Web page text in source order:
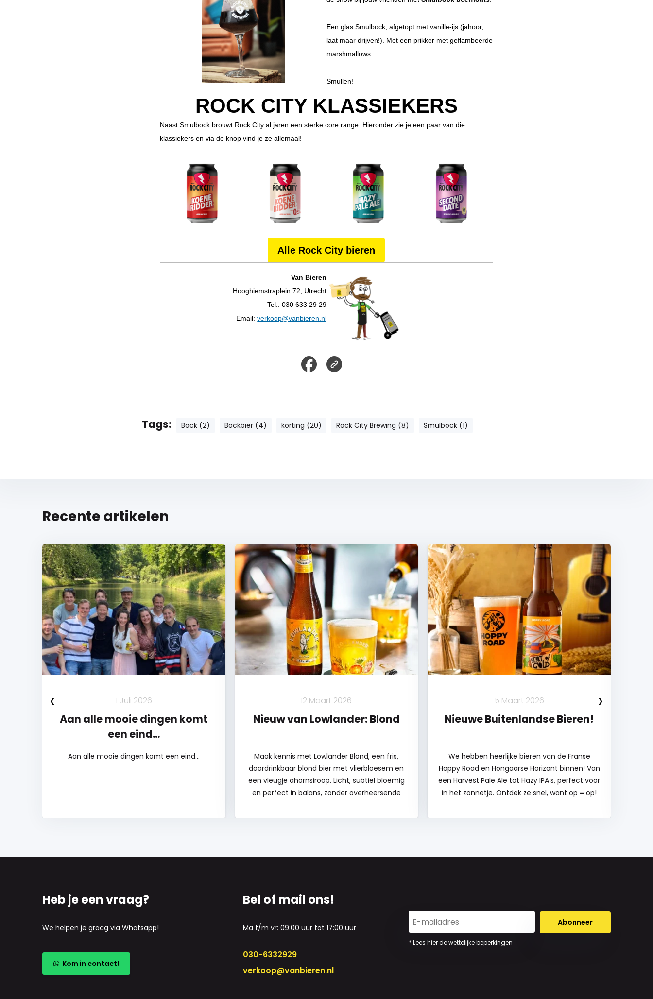
Een glas Smulbock, afgetopt met vanille-ijs (jahoor,
laat maar drijven!). Met een prikker met geflambeerde
marshmallows.
Smullen!
ROCK CITY KLASSIEKERS
Naast Smulbock brouwt Rock City al jaren een sterke core range. Hieronder zie je een paar van die
klassiekers en via de knop vind je ze allemaal!
Alle Rock City bieren
Van Bieren
Hooghiemstraplein 72, Utrecht
Tel.: 030 633 29 29
Email:verkoop@vanbieren.nl
Tags: Bock (2) Bockbier (4) korting (20) Rock City Brewing (8) Smulbock (1)
Recente artikelen
1 Juli 2026
Aan alle mooie dingen komt
een eind...
Aan alle mooie dingen komt een eind...
12 Maart 2026
Nieuw van Lowlander: Blond
Maak kennis met Lowlander Blond, een fris,
doordrinkbaar blond bier met vlierbloesem en
een vleugje ahornsiroop. Licht, subtiel bloemig
en perfect in balans, zonder overheersende
5 Maart 2026
Nieuwe Buitenlandse Bieren!
We hebben heerlijke bieren van de Franse
Hoppy Road en Hongaarse Horizont binnen! Van
een Harvest Pale Ale tot Hazy IPA’s, perfect voor
in het zonnetje. Ontdek ze snel, want op = op!
Heb je een vraag?
We helpen je graag via Whatsapp!
Kom in contact!
Bel of mail ons!
Ma t/m vr: 09:00 uur tot 17:00 uur
030-6332929
verkoop@vanbieren.nl
Abonneer
* Lees hier de wettelijke beperkingen